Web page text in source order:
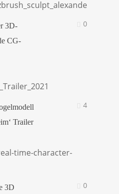
3D-
CG-
0
Trailer
4
3D
0